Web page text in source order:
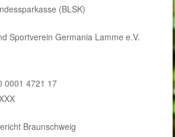
(BLSK)
Sportverein Germania Lamme e.V.
0001 4721 17
Braunschweig